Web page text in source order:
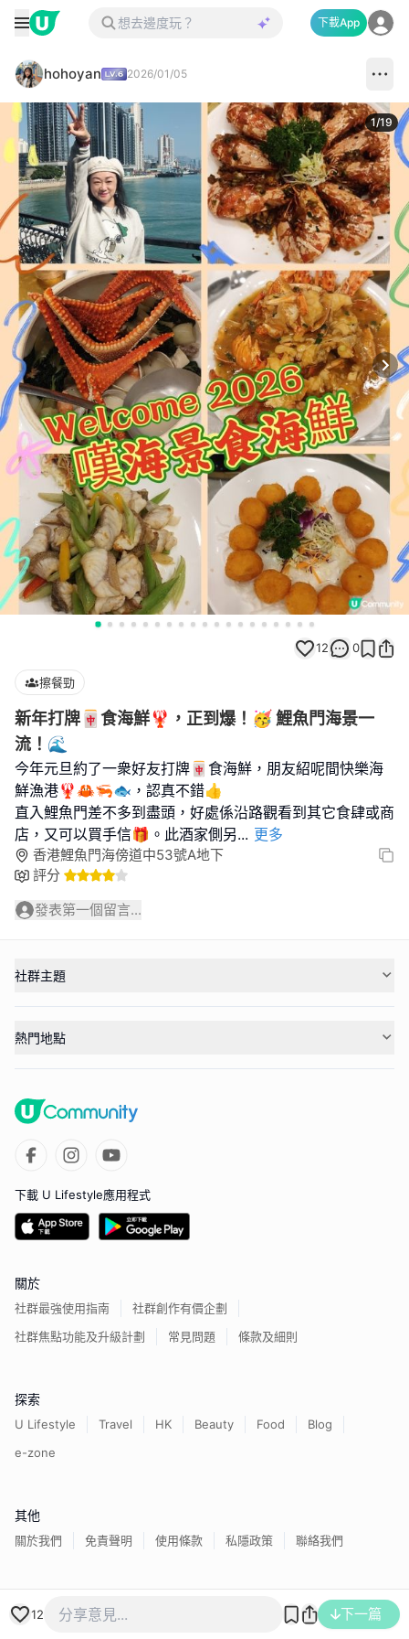
下載App
hohoyan 2026/01/05
1/19
12 0
擦餐勁
新年打牌🀄食海鮮🦞，正到爆！🥳 鯉魚門海景一
流！🌊
今年元旦約了一衆好友打牌🀄食海鮮，朋友紹呢間快樂海
鮮漁港🦞🦀🦐🐟，認真不錯👍
直入鯉魚門差不多到盡頭，好處係沿路觀看到其它食肆或商
店，又可以買手信🎁。此酒家側另... 更多
香港鯉魚門海傍道中53號A地下
評分
發表第一個留言...
12 下一篇
社群主題
熱門地點
下載 U Lifestyle應用程式
關於
社群最強使用指南
社群創作有價企劃
社群焦點功能及升級計劃
常見問題 條款及細則
探索
U Lifestyle Travel HK Beauty Food
Blog
e-zone
其他
關於我們 免責聲明 使用條款 私隱政策 聯絡我們
香港經濟日報版權所有©